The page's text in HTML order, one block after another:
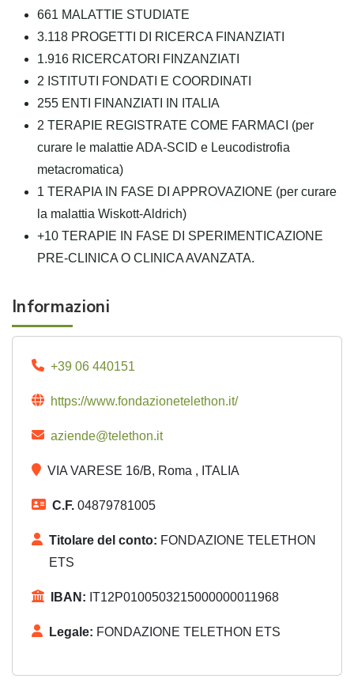
661 MALATTIE STUDIATE
3.118 PROGETTI DI RICERCA FINANZIATI
1.916 RICERCATORI FINZANZIATI
2 ISTITUTI FONDATI E COORDINATI
255 ENTI FINANZIATI IN ITALIA
2 TERAPIE REGISTRATE COME FARMACI (per
curare le malattieADA-SCID e Leucodistrofia
metacromatica)
1 TERAPIA IN FASE DI APPROVAZIONE (per curare
la malattia Wiskott-Aldrich)
+10 TERAPIE IN FASE DI SPERIMENTICAZIONE
PRE-CLINICA O CLINICA AVANZATA.
Informazioni
+39 06 440151
https://www.fondazionetelethon.it/
aziende@telethon.it
VIA VARESE 16/B, Roma , ITALIA
C.F. 04879781005
Titolare del conto: FONDAZIONE TELETHON
ETS
IBAN: IT12P0100503215000000011968
Legale: FONDAZIONE TELETHON ETS